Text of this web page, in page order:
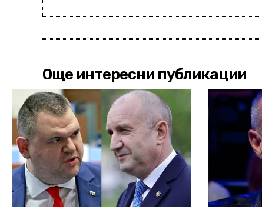
Още интересни публикации